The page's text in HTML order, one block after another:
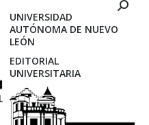
UNIVERSIDAD
AUTÓNOMA DE NUEVO
LEÓN
EDITORIAL
UNIVERSITARIA